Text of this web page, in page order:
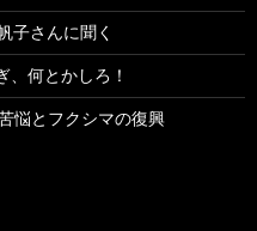
さんに聞く
何とかしろ！
悩とフクシマの復興